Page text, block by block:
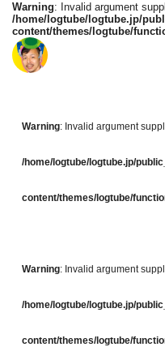
Warning: Invalid argument
/home/logtube/logtube.jp/
content/themes/logtube/
Warning: Invalid argument
/home/logtube/logtube.jp/
content/themes/logtube/
Warning: Invalid argument
/home/logtube/logtube.jp/
content/themes/logtube/